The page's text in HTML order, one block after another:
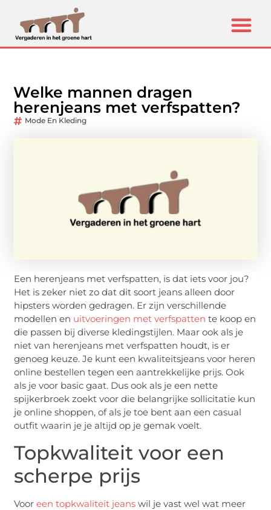
Welke mannen dragen
herenjeans met verfspatten?
Mode En Kleding
Een herenjeans met verfspatten, is dat iets voor jou?
Het is zeker niet zo dat dit soort jeans alleen door
hipsters worden gedragen. Er zijn verschillende
modellen en uitvoeringen met verfspatten te koop en
die passen bij diverse kledingstijlen. Maar ook als je
niet van herenjeans met verfspatten houdt, is er
genoeg keuze. Je kunt een kwaliteitsjeans voor heren
online bestellen tegen een aantrekkelijke prijs. Ook
als je voor basic gaat. Dus ook als je een nette
spijkerbroek zoekt voor die belangrijke sollicitatie kun
je online shoppen, of als je toe bent aan een casual
outfit waarin je je altijd op je gemak voelt.
Topkwaliteit voor een
scherpe prijs
Vooreen topkwaliteit jeans wil je vast wel wat meer